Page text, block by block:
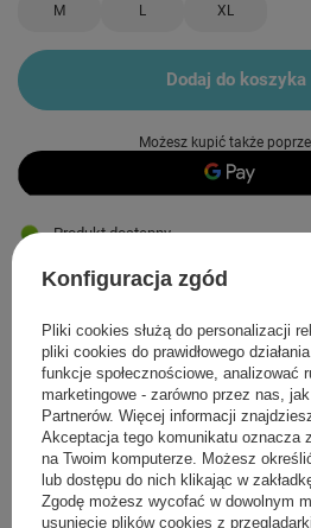
M L XL
Dodaj do koszyka
Możesz kupić także
Produkt dostępny
Darmowa i szybka dostawa
Sprawdź, w którym sklepie obejrzysz
Bezpieczne zakupy
Darmowa dostawa do paczkomatu lub
odbioru
Smile - dostawy ze sklepów internetowych
Konfiguracja zgód
Pliki cookies służą do personalizacji
pliki cookies do prawidłowego
funkcje społecznościowe, analizować
marketingowe - zarówno przez nas,
Partnerów. Więcej informacji
Akceptacja tego komunikatu oznacza
na Twoim komputerze. Możesz
lub dostępu do nich klikając w
Zgodę możesz wycofać w dowolnym
usunięcie plików cookies z